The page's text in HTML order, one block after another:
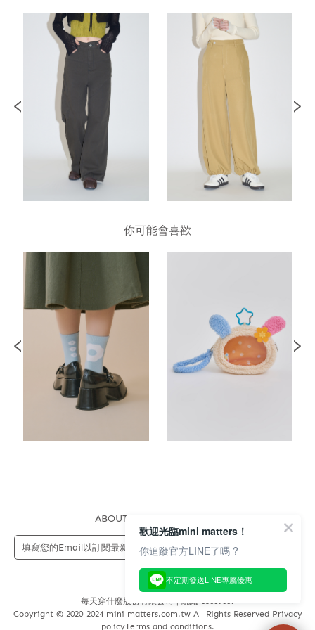
你可能會喜歡
ABOUT US
每天穿什麼股份有限公司 | 統編 83689089
Copyright © 2020-2024 mini matters.com.tw All Rights Reserved Privacy
policyTerms and conditions.
歡迎光臨mini matters！
你追蹤官方LINE了嗎 ?
不定期發送LINE專屬優惠